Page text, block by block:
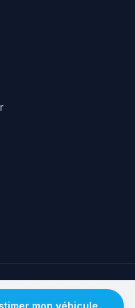
Agent formateur· ©
mon véhicule